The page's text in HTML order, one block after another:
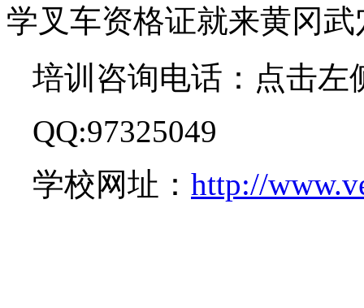
学叉车资格证就来黄冈
培训咨询电话：点击左
QQ:97325049
学校网址： http://